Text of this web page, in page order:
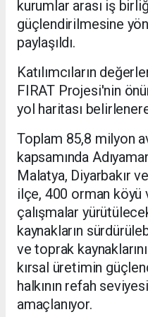
kurumlar arası iş
güçlendirilmesine
paylaşıldı.
Katılımcıların
FIRAT Projesi'nin
yol haritası
Toplam 85,8 milyon
kapsamında
Malatya, Diyarbakır
ilçe, 400 orman
çalışmalar
kaynakların
ve toprak
kırsal üretimin
halkının refah
amaçlanıyor.